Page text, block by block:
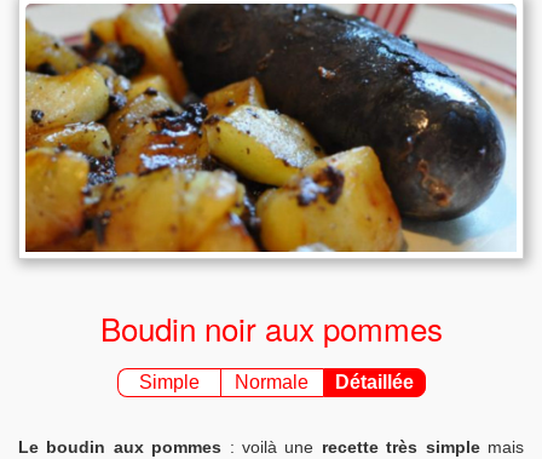
Boudin noir aux pommes
Simple Normale Détaillée
Le boudin aux pommes : voilà une recette très simplemais